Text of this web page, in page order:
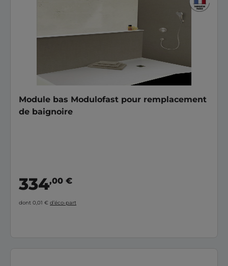
Module bas Modulofast pour remplacement
de baignoire
334,00 €
dont 0,01 € d’éco-part